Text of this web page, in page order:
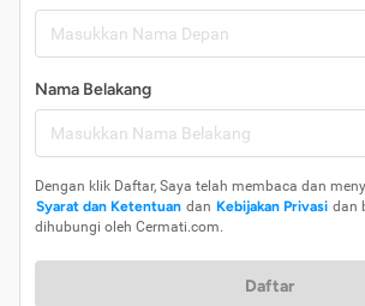
Nama Belakang
Dengan klik Daftar, Saya telah membaca dan
Syarat dan Ketentuan dan Kebijakan Privasi dan
dihubungi oleh Cermati.com.
Daftar